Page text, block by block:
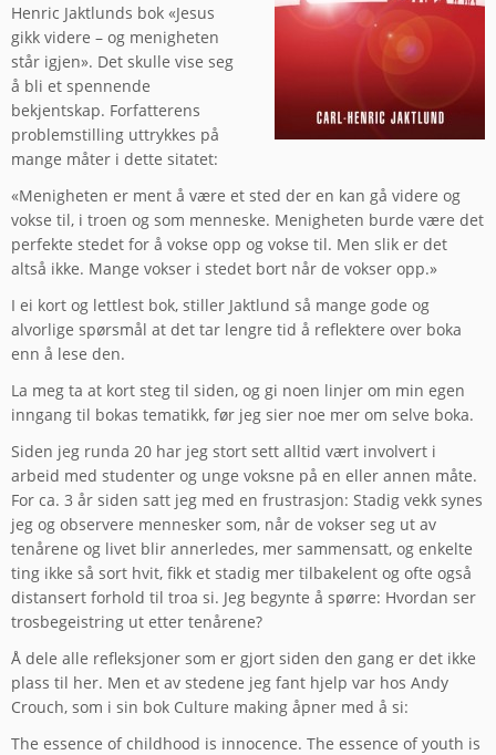
Henric Jaktlunds bok «Jesus
gikk videre – og menigheten
står igjen». Det skulle vise seg
å bli et spennende
bekjentskap. Forfatterens
problemstilling uttrykkes på
mange måter i dette sitatet:
«Menigheten er ment å være et sted der en kan gå videre og
vokse til, i troen og som menneske. Menigheten burde være det
perfekte stedet for å vokse opp og vokse til. Men slik er det
altså ikke. Mange vokser i stedet bort når de vokser opp.»
I ei kort og lettlest bok, stiller Jaktlund så mange gode og
alvorlige spørsmål at det tar lengre tid å reflektere over boka
enn å lese den.
La meg ta at kort steg til siden, og gi noen linjer om min egen
inngang til bokas tematikk, før jeg sier noe mer om selve boka.
Siden jeg runda 20 har jeg stort sett alltid vært involvert i
arbeid med studenter og unge voksne på en eller annen måte.
For ca. 3 år siden satt jeg med en frustrasjon: Stadig vekk synes
jeg og observere mennesker som, når de vokser seg ut av
tenårene og livet blir annerledes, mer sammensatt, og enkelte
ting ikke så sort hvit, fikk et stadig mer tilbakelent og ofte også
distansert forhold til troa si. Jeg begynte å spørre: Hvordan ser
trosbegeistring ut etter tenårene?
Å dele alle refleksjoner som er gjort siden den gang er det ikke
plass til her. Men et av stedene jeg fant hjelp var hos Andy
Crouch, som i sin bok Culture making åpner med å si:
The essence of childhood is innocence. The essence of youth is